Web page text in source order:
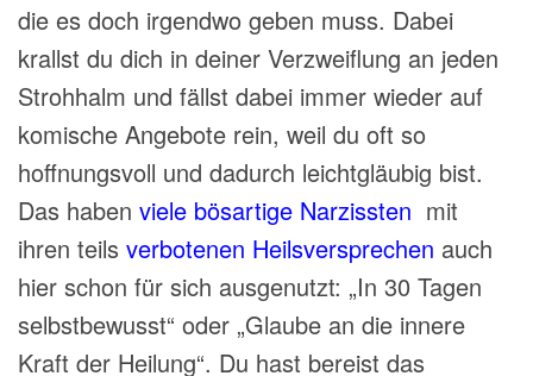
die es doch irgendwo geben muss. Dabei
krallst du dich in deiner Verzweiflung an jeden
Strohhalm und fällst dabei immer wieder auf
komische Angebote rein, weil du oft so
hoffnungsvoll und dadurch leichtgläubig bist.
Das haben viele bösartige Narzissten mit
ihren teils verbotenen Heilsversprechen auch
hier schon für sich ausgenutzt: „In 30 Tagen
selbstbewusst“ oder „Glaube an die innere
Kraft der Heilung“. Du hast bereist das